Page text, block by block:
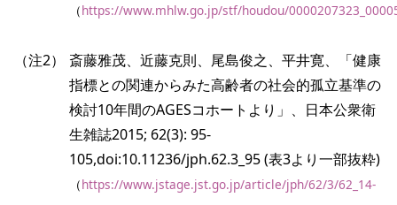
（https://www.mhlw.go.jp/stf/houdou/
（注2）
斎藤雅茂、近藤克則、尾島俊之、平井寛、「健康
指標との関連からみた高齢者の社会的孤立基準の
検討10年間のAGESコホートより」、日本公衆衛
生雑誌2015; 62(3): 95-
105,doi:10.11236/jph.62.3_95 (表3より一部抜粋)
（https://www.jstage.jst.go.jp/article/jph/62/3/62_14-